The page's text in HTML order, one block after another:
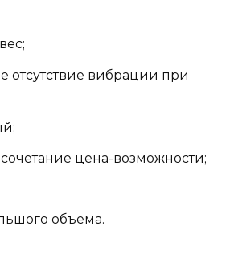
отсутствие вибрации при
цена-возможности;
объема.